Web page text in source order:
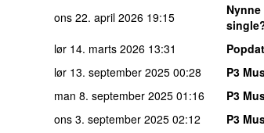
ons 22. april 2026 19:15 Nynne
lør 14. marts 2026 13:31
lør 13. september 2025 00:28
P3
man 8. september 2025 01:16
P3
ons 3. september 2025 02:12
P3